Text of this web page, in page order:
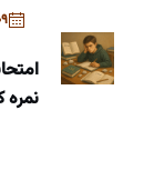
نمره